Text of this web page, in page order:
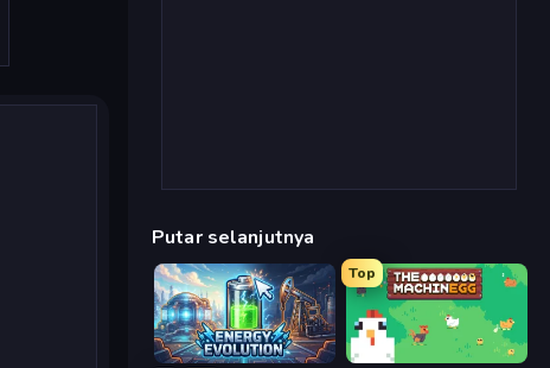
Putar selanjutnya
Energy Evolution
Top
The MachinEGG